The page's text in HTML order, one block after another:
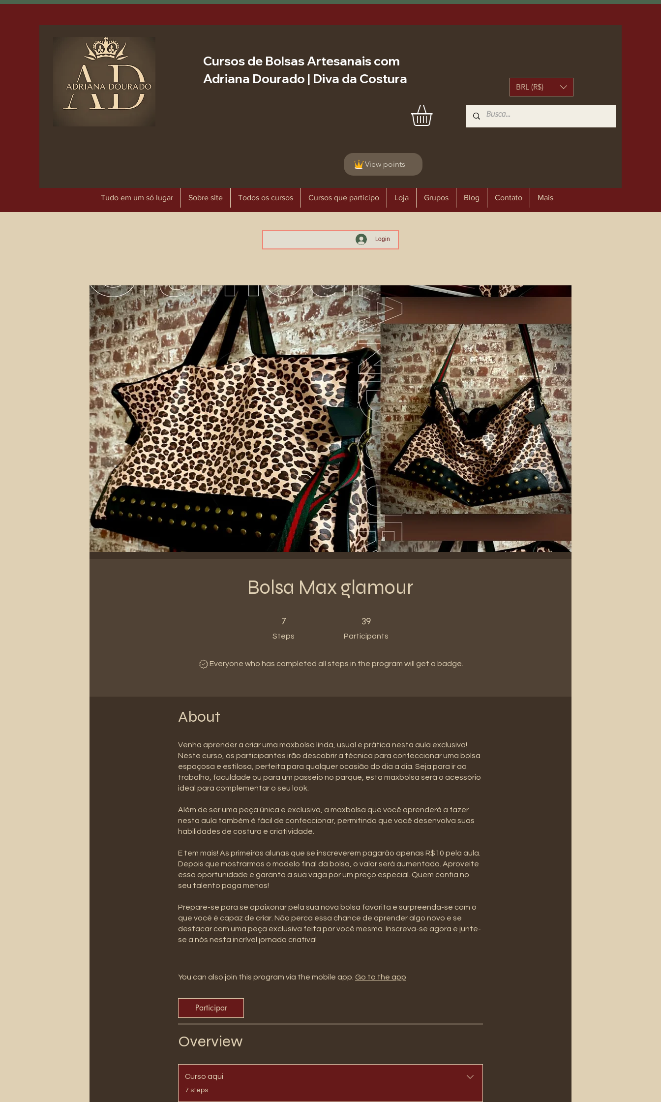
Cursos de Bolsas Artesanais com
Adriana Dourado | Diva da Costura
BRL (R$)
View points
Tudo em um só lugar Sobre site Todos os cursos Cursos que participo Loja Grupos Blog Contato Mais
Login
Bolsa Max glamour
7
Steps
39
Participants
Everyone who has completed all steps in the program will get a badge.
About
Venha aprender a criar uma maxbolsa linda, usual e prática nesta aula exclusiva!
Neste curso, os participantes irão descobrir a técnica para confeccionar uma bolsa
espaçosa e estilosa, perfeita para qualquer ocasião do dia a dia. Seja para ir ao
trabalho, faculdade ou para um passeio no parque, esta maxbolsa será o acessório
ideal para complementar o seu look.
Além de ser uma peça única e exclusiva, a maxbolsa que você aprenderá a fazer
nesta aula também é fácil de confeccionar, permitindo que você desenvolva suas
habilidades de costura e criatividade.
E tem mais! As primeiras alunas que se inscreverem pagarão apenas R$10 pela aula.
Depois que mostrarmos o modelo final da bolsa, o valor será aumentado. Aproveite
essa oportunidade e garanta a sua vaga por um preço especial. Quem confia no
seu talento paga menos!
Prepare-se para se apaixonar pela sua nova bolsa favorita e surpreenda-se com o
que você é capaz de criar. Não perca essa chance de aprender algo novo e se
destacar com uma peça exclusiva feita por você mesma. Inscreva-se agora e junte-
se a nós nesta incrível jornada criativa!
You can also join this program via the mobile app. Go to the app
Participar
Overview
Curso aqui
.7 steps